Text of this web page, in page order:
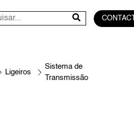
Ligeiros
Sistema de
Transmissão